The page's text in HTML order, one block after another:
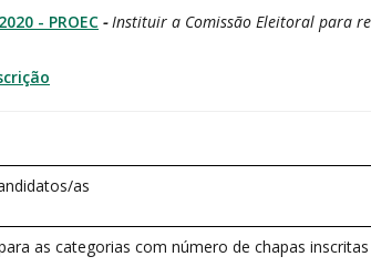
- PROEC -Instituir a Comissão Eleitoral para
as
as categorias com número de chapas